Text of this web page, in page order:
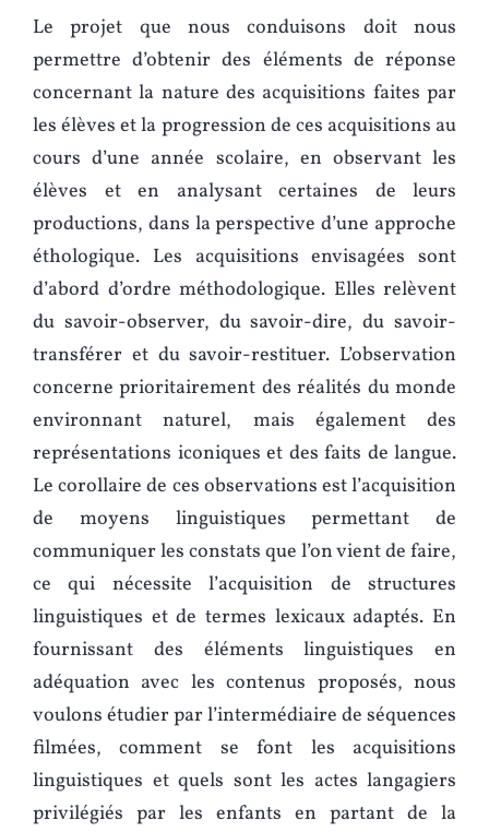
Le projet que nous conduisons doit nous
permettre d’obtenir des éléments de réponse
concernant la nature des acquisitions faites par
les élèves et la progression de ces acquisitions au
cours d’une année scolaire, en observant les
élèves et en analysant certaines de leurs
productions, dans la perspective d’une approche
éthologique. Les acquisitions envisagées sont
d’abord d’ordre méthodologique. Elles relèvent
du savoir-observer, du savoir-dire, du savoir-
transférer et du savoir-restituer. L’observation
concerne prioritairement des réalités du monde
environnant naturel, mais également des
représentations iconiques et des faits de langue.
Le corollaire de ces observations est l’acquisition
de moyens linguistiques permettant de
communiquer les constats que l’on vient de faire,
ce qui nécessite l’acquisition de structures
linguistiques et de termes lexicaux adaptés. En
fournissant des éléments linguistiques en
adéquation avec les contenus proposés, nous
voulons étudier par l’intermédiaire de séquences
filmées, comment se font les acquisitions
linguistiques et quels sont les actes langagiers
privilégiés par les enfants en partant de la